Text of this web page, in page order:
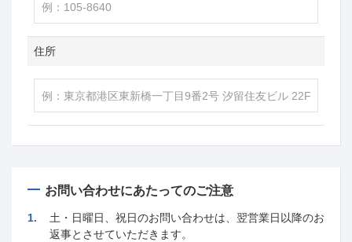
住所
お問い合わせにあたってのご注意
1.
土・日曜日、祝日のお問い合わせは、翌営業日以降のお
返事とさせていただきます。